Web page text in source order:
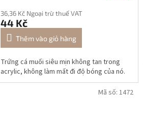
m
36,36 Kč Ngoại trừ thuế VAT
44 Kč
Thêm vào giỏ hàng
Trứng cá muối siêu mịn không tan trong
acrylic, không làm mất đi độ bóng của nó.
Mã số: 1472